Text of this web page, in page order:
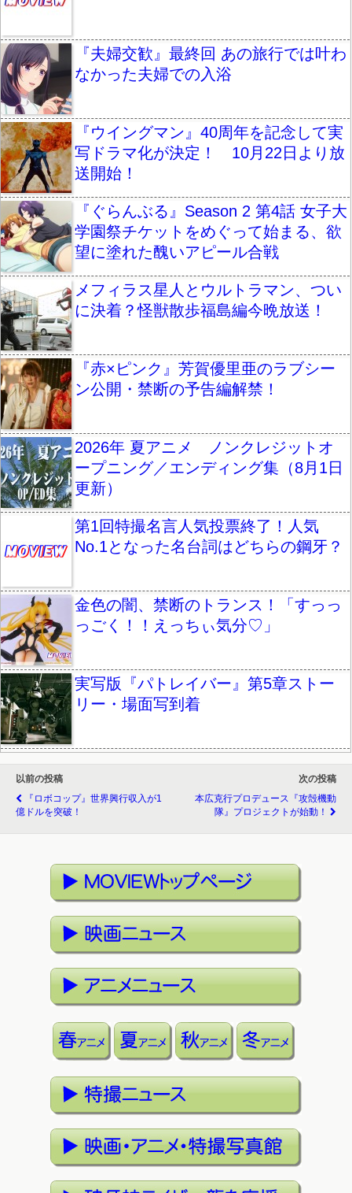
『夫婦交歓』最終回 あの旅行では叶わ
なかった夫婦での入浴
『ウイングマン』40周年を記念して実
写ドラマ化が決定！ 10月22日より放
送開始！
『ぐらんぶる』Season 2 第4話 女子大
学園祭チケットをめぐって始まる、欲
望に塗れた醜いアピール合戦
メフィラス星人とウルトラマン、つい
に決着？怪獣散歩福島編今晩放送！
『赤×ピンク』芳賀優里亜のラブシー
ン公開・禁断の予告編解禁！
2026年 夏アニメ ノンクレジットオ
ープニング／エンディング集（8月1日
更新）
第1回特撮名言人気投票終了！人気
No.1となった名台詞はどちらの鋼牙？
金色の闇、禁断のトランス！「すっっ
っごく！！えっちぃ気分♡」
実写版『パトレイバー』第5章ストー
リー・場面写到着
以前の投稿
『ロボコップ』世界興行収入が1
億ドルを突破！
次の投稿
本広克行プロデュース『攻殻機動
隊』プロジェクトが始動！